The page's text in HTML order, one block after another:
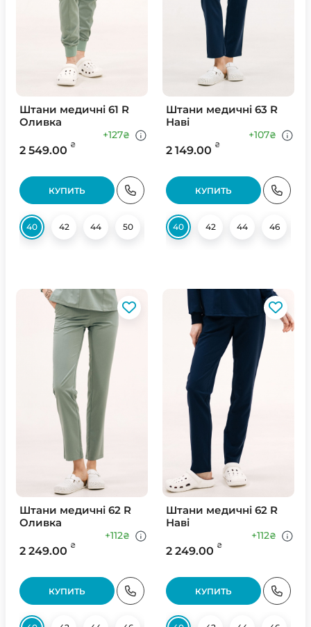
Штани медичні 61 R
Оливка
2 549.00 ₴
+127₴
КУПИТЬ
40 42 44 50
Штани медичні 63 R
Наві
2 149.00 ₴
+107₴
КУПИТЬ
40 42 44 46
Штани медичні 62 R
Оливка
2 249.00 ₴
+112₴
КУПИТЬ
Штани медичні 62 R
Наві
2 249.00 ₴
+112₴
КУПИТЬ